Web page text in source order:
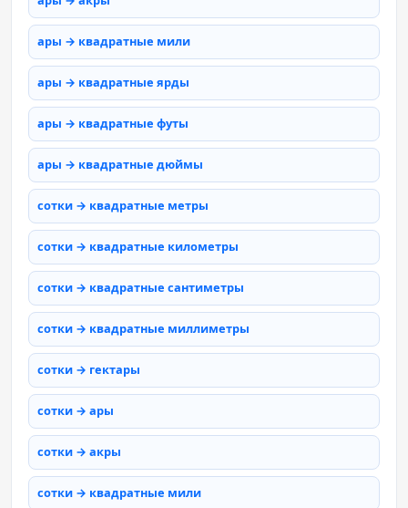
ары → квадратные мили
ары → квадратные ярды
ары → квадратные футы
ары → квадратные дюймы
сотки → квадратные метры
сотки → квадратные километры
сотки → квадратные сантиметры
сотки → квадратные миллиметры
сотки → гектары
сотки → ары
сотки → акры
сотки → квадратные мили